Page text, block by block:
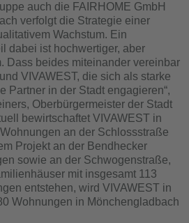
auch die FAIRHOME GmbH
verfolgt die Strategie einer
Wachstum. Ein
dabei ist hochwertiger, aber
Dass beides miteinander vereinbar
VIVAWEST, die sich als starke
Partner in der Stadt engagieren“,
Oberbürgermeister der Stadt
bewirtschaftet VIVAWEST in
an der Schlossstraße
Projekt an der Bendhecker
sowie an der Schwogenstraße,
mit insgesamt 113
entstehen, wird VIVAWEST in
Wohnungen in Mönchengladbach